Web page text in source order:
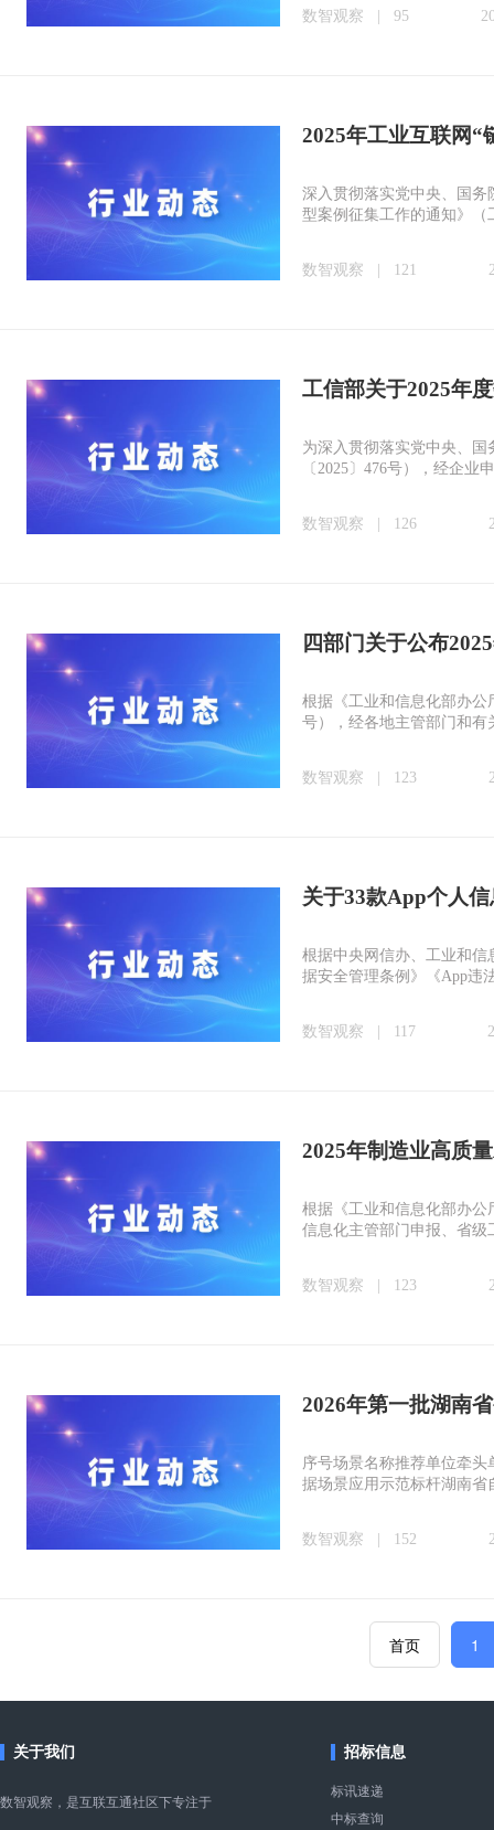
数智观察 | 95
2025年工业互联网“
深入贯彻落实党中央、国务
型案例征集工作的通知》
数智观察 | 121
工信部关于2025年
为深入贯彻落实党中央、
〔2025〕476号），经企
数智观察 | 126
四部门关于公布
根据《工业和信息化部办公
号），经各地主管部门和
数智观察 | 123
关于33款App个人
根据中央网信办、工业和信
据安全管理条例》《App违
数智观察 | 117
2025年制造业高质
根据《工业和信息化部办公
信息化主管部门申报、省
数智观察 | 123
2026年第一批湖南
序号场景名称推荐单位牵
据场景应用示范标杆湖南
数智观察 | 152
首页️ 1
关于我们
数智观察，是互联互通社区下专注于
招标信息
标讯速递
中标查询